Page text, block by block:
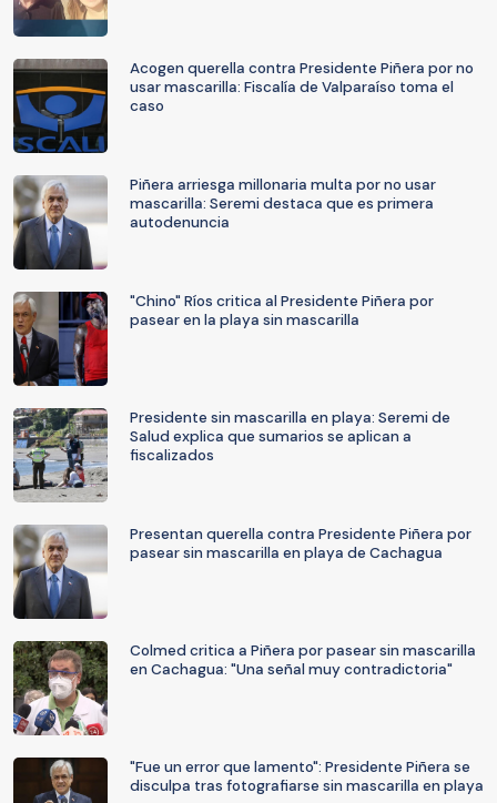
Acogen querella contra Presidente Piñera por no
usar mascarilla: Fiscalía de Valparaíso toma el
caso
Piñera arriesga millonaria multa por no usar
mascarilla: Seremi destaca que es primera
autodenuncia
"Chino" Ríos critica al Presidente Piñera por
pasear en la playa sin mascarilla
Presidente sin mascarilla en playa: Seremi de
Salud explica que sumarios se aplican a
fiscalizados
Presentan querella contra Presidente Piñera por
pasear sin mascarilla en playa de Cachagua
Colmed critica a Piñera por pasear sin mascarilla
en Cachagua: "Una señal muy contradictoria"
"Fue un error que lamento": Presidente Piñera se
disculpa tras fotografiarse sin mascarilla en playa